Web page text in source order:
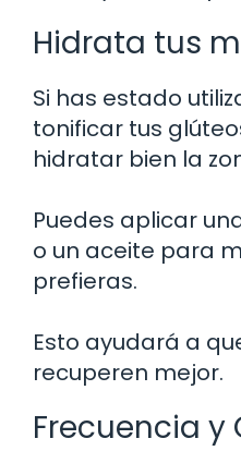
Hidrata tus
Si has estado
tonificar tus
hidratar bien la
Puedes aplicar
o un aceite para
prefieras.
Esto ayudará a
recuperen mejor.
Frecuencia y